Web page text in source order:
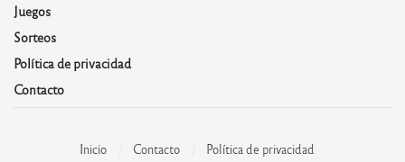
Juegos
Sorteos
Política de privacidad
Contacto
Inicio Contacto Política de privacidad